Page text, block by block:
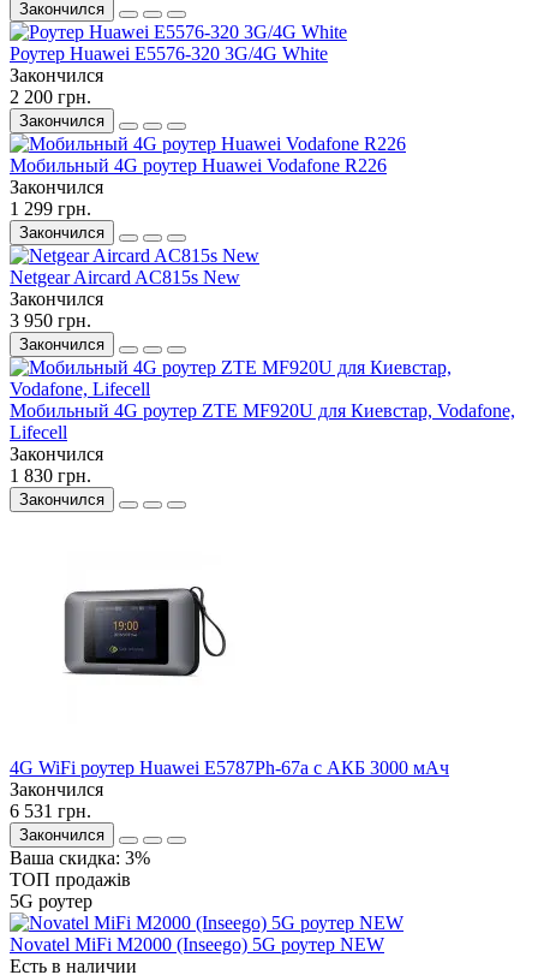
Закончился
Роутер Huawei E5576-320 3G/4G White
Закончился
2 200 грн.
Закончился
Мобильный 4G роутер Huawei Vodafone R226
Закончился
1 299 грн.
Закончился
Netgear Aircard AC815s New
Закончился
3 950 грн.
Закончился
Мобильный 4G роутер ZTE MF920U для Киевстар, Vodafone,
Lifecell
Закончился
1 830 грн.
Закончился
4G WiFi роутер Huawei E5787Ph-67a с АКБ 3000 мАч
Закончился
6 531 грн.
Закончился
Ваша скидка: 3%
ТОП продажів
5G роутер
Novatel MiFi M2000 (Inseego) 5G роутер NEW
Есть в наличии